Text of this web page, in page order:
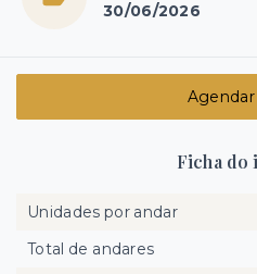
30/06/2026
Agendar
Ficha do
Unidades por andar
Total de andares